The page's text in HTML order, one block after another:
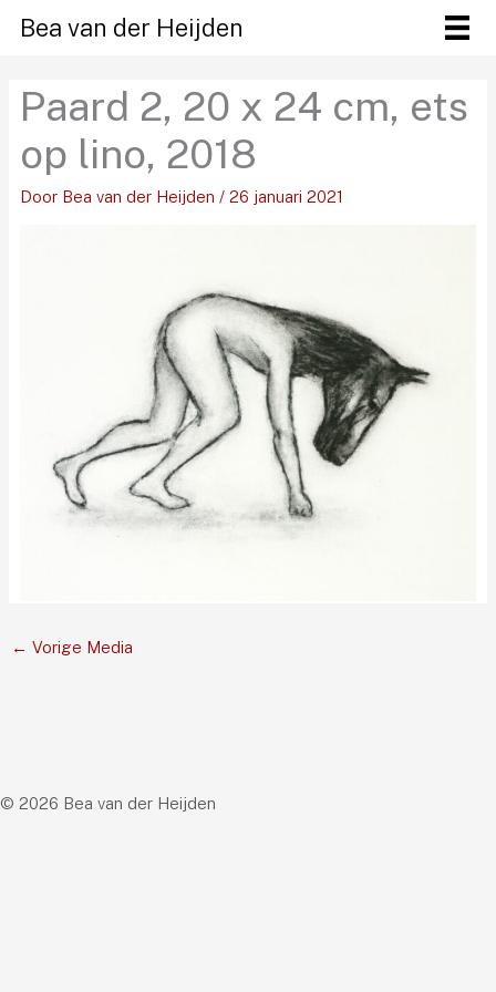
naar
inhoud
Bea van der Heijden
Paard 2, 20 x 24 cm, ets
op lino, 2018
Door Bea van der Heijden / 26 januari 2021
← Vorige Media
© 2026 Bea van der Heijden